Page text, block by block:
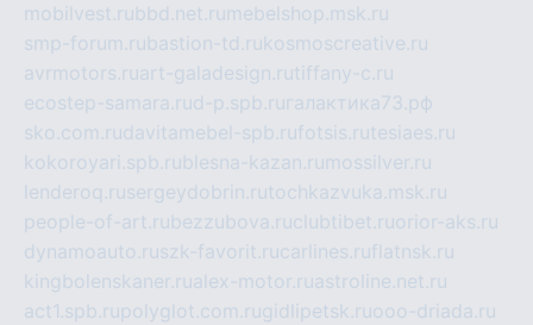
mobilvest.rubbd.net.ru mebelshop.msk.ru
smp-forum.rubastion-td.rukosmoscreative.ru
avrmotors.ruart-galadesign.rutiffany-c.ru
ecostep-samara.rud-p.spb.ru галактика73.рф
sko.com.rudavitamebel-spb.rufotsis.rutesiaes.ru
kokoroyari.spb.rublesna-kazan.ru mossilver.ru
lenderoq.rusergeydobrin.rutochkazvuka.msk.ru
people-of-art.rubezzubova.ruclubtibet.ruorior-aks.ru
dynamoauto.ruszk-favorit.rucarlines.ruflatnsk.ru
kingbolenskaner.rualex-motor.ruastroline.net.ru
act1.spb.rupolyglot.com.rugidlipetsk.ruooo-driada.ru